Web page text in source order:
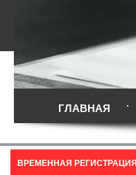
ГЛАВНАЯ
ВРЕМЕННАЯ РЕГИСТРАЦИЯ